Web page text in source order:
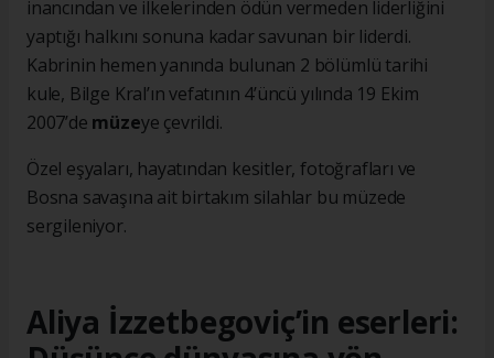
inancından ve ilkelerinden ödün vermeden liderliğini
yaptığı halkını sonuna kadar savunan bir liderdi.
Kabrinin hemen yanında bulunan 2 bölümlü tarihi
kule, Bilge Kral’ın vefatının 4’üncü yılında 19 Ekim
2007’de müzeye çevrildi.
Özel eşyaları, hayatından kesitler, fotoğrafları ve
Bosna savaşına ait birtakım silahlar bu müzede
sergileniyor.
Aliya İzzetbegoviç’in eserleri: